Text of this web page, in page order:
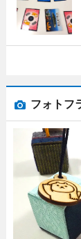
フォトフ